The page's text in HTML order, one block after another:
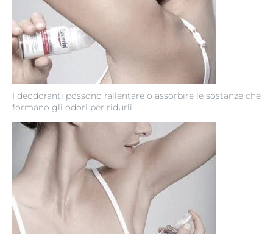
I deodoranti possono rallentare o assorbire le sostanze che
formano gli odori per ridurli.